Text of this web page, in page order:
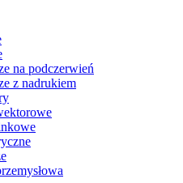
na podczerwień
z nadrukiem